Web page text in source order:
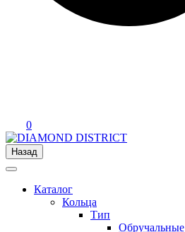
0
Назад
Каталог
Кольца
Тип
Обручальные